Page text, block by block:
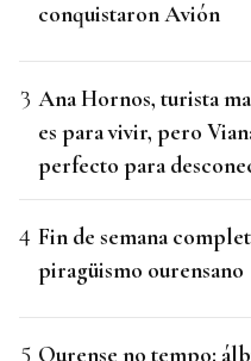
conquistaron Avión
Ana Hornos, turista
es para vivir, pero
perfecto para
Fin de semana
piragüismo ourensano
Ourense no tempo: